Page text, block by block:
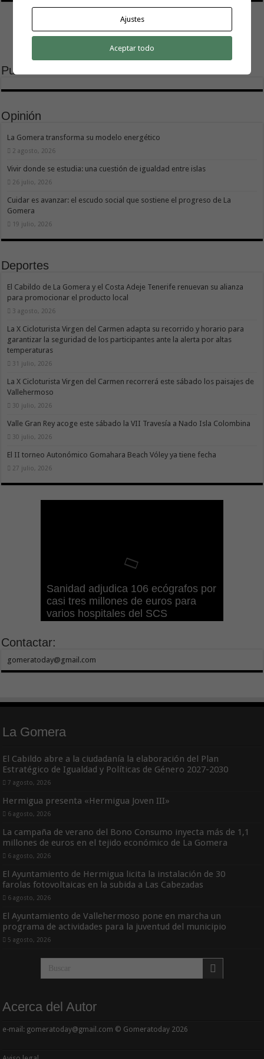
Publicidad
Opinión
La Gomera transforma su modelo energético
2 agosto, 2026
Vivir donde se estudia: una cuestión de igualdad entre islas
26 julio, 2026
Cuidar es avanzar: el escudo social que sostiene el progreso de La
Gomera
19 julio, 2026
Deportes
El Cabildo de La Gomera y el Costa Adeje Tenerife renuevan su alianza
para promocionar el producto local
3 agosto, 2026
La X Cicloturista Virgen del Carmen adapta su recorrido y horario para
garantizar la seguridad de los participantes ante la alerta por altas
temperaturas
31 julio, 2026
La X Cicloturista Virgen del Carmen recorrerá este sábado los paisajes de
Vallehermoso
30 julio, 2026
Valle Gran Rey acoge este sábado la VII Travesía a Nado Isla Colombina
30 julio, 2026
El II torneo Autonómico Gomahara Beach Vóley ya tiene fecha
27 julio, 2026
Sanidad adjudica 106 ecógrafos por
casi tres millones de euros para
varios hospitales del SCS
puntuación en el Índice de
Transparencia de Canarias por
cuarto año consecutivo
ayudas del POSEICAN-Pesca al
sector por valor de 7,09 M€ tras
aumentar las cuantías
Transición Ecológica coordina con
Ashotel su adhesión a la Red de
Refugios Climáticos de Canarias
parque de vivienda protegida en
régimen de alquiler asequible de
Tenerife
diagnóstica de los centros de salud
con el impulso de la ecografía
clínica
Contactar:
gomeratoday@gmail.com
La Gomera
El Cabildo abre a la ciudadanía la elaboración del Plan
Estratégico de Igualdad y Políticas de Género 2027-2030
7 agosto, 2026
Hermigua presenta «Hermigua Joven III»
6 agosto, 2026
La campaña de verano del Bono Consumo inyecta más de 1,1
millones de euros en el tejido económico de La Gomera
6 agosto, 2026
El Ayuntamiento de Hermigua licita la instalación de 30
farolas fotovoltaicas en la subida a Las Cabezadas
6 agosto, 2026
El Ayuntamiento de Vallehermoso pone en marcha un
programa de actividades para la juventud del municipio
5 agosto, 2026
Acerca del Autor
e-mail: gomeratoday@gmail.com © Gomeratoday 2026
Ajustes
Aceptar todo